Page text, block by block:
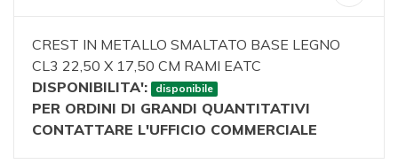
CREST IN METALLO SMALTATO BASE LEGNO
CL3 22,50 X 17,50 CM RAMI EATC
DISPONIBILITA':
disponibile
PER ORDINI DI GRANDI QUANTITATIVI
CONTATTARE L'UFFICIO COMMERCIALE